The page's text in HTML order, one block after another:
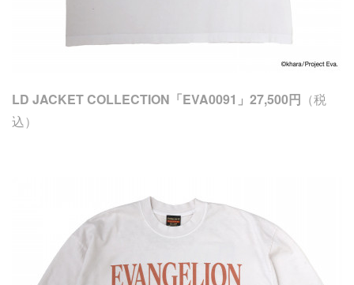
LD JACKET COLLECTION「EVA0091」27,500円 （税
込）